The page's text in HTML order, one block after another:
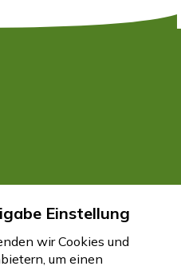
Einstellung
wir Cookies und
um einen